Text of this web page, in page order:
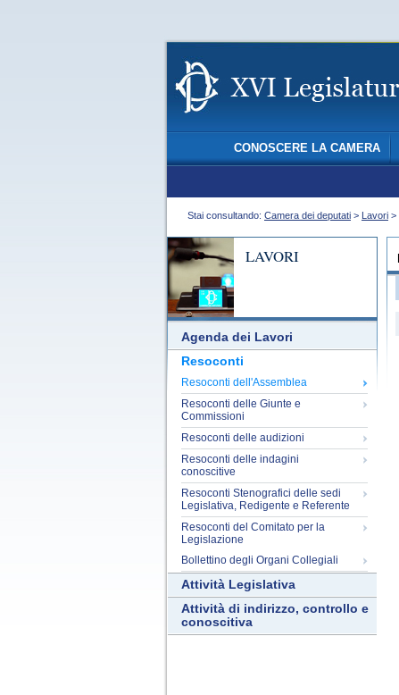
CONOSCERE LA CAMERA
Stai consultando: Camera dei deputati > Lavori >
LAVORI
Agenda dei Lavori
Resoconti
Resoconti dell'Assemblea
Resoconti delle Giunte e
Commissioni
Resoconti delle audizioni
Resoconti delle indagini
conoscitive
Resoconti Stenografici delle sedi
Legislativa, Redigente e Referente
Resoconti del Comitato per la
Legislazione
Bollettino degli Organi Collegiali
Attività Legislativa
Attività di indirizzo, controllo e
conoscitiva